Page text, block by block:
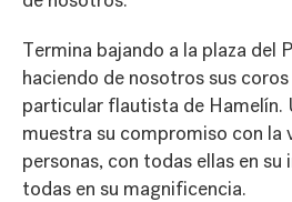
Termina bajando a la plaza del
haciendo de nosotros sus
particular flautista de Hamelín.
muestra su compromiso con la
personas, con todas ellas en su
todas en su magnificencia.